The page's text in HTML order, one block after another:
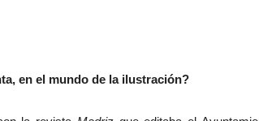
en el mundo de la ilustración?